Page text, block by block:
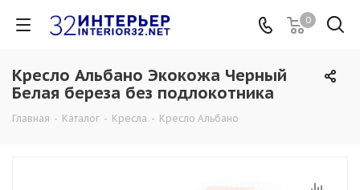
0
Кресло Альбано Экокожа Черный
Белая береза без подлокотника
Главная - Каталог - Кресла - Кресло Альбано